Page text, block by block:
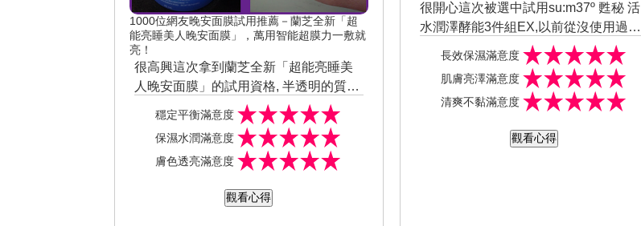
1000位網友晚安面膜試用推薦－蘭芝全新「超
能亮睡美人晚安面膜」，萬用智能超膜力一敷就
亮！
很高興這次拿到蘭芝全新「超能亮睡美
人晚安面膜」的試用資格, 半透明的質地,
打開後淡淡的香味聞起來很療愈, 塗抹起
來非常容易，比乳液還好推開， 保濕、
溫和低刺激,我個人覺得，吸收力更好且
更不黏膩, 薄塗一層，很快就會形成清爽
方便耶~不用洗掉很方便, 晚上睡前塗抹
穩定平衡滿意度
保濕水潤滿意度
膚色透亮滿意度
觀看心得
很開心這次被選中試用su:m37º 甦秘 活
水潤澤酵能3件組EX,以前從沒使用過這
水凝露、活水平衡酵能水凝乳、活水潤
澤酵能水凝霜, 水凝露的保濕度高蘊含竹
子樹液、水果、花朵等發酵活水成份，
滑彈力，肌膚保水同時擁有輕透感好吸
長效保濕滿意度
肌膚亮澤滿意度
清爽不黏滿意度
觀看心得